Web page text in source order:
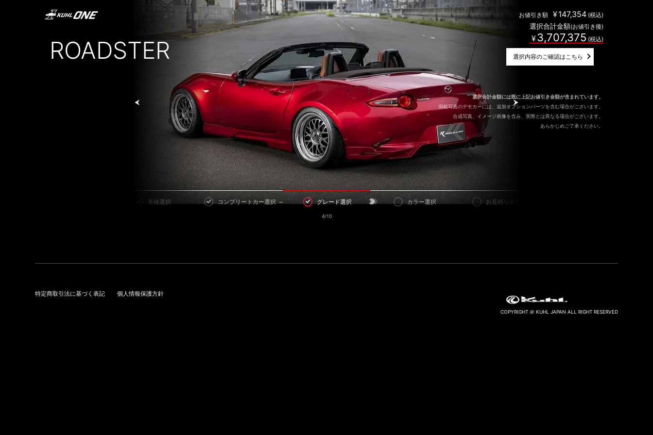
ROADSTER
お値引き額 ¥147,354 (税込)
選択合計金額(お値引き後)
¥3,707,375 (税込)
選択内容のご確認はこちら
選択合計金額には既に上記お値引き金額が含まれています。
掲載写真のデモカーには、追加オプションパーツを含む場合がございます。
合成写真、イメージ画像を含み、実際とは異なる場合がございます。
あらかじめご了承ください。
Next
車種選択 コンプリートカー選択 グレード選択
4/10
カラー選択 お見積り条件入力
特定商取引法に基づく表記 個人情報保護方針
COPYRIGHT ＠ KUHL JAPAN ALL RIGHT RESERVED